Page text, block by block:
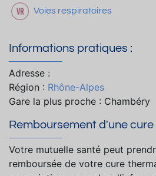
Voies respiratoires
Informations pratiques :
Adresse :
Région : Rhône-Alpes
Gare la plus proche : Chambéry
Remboursement d'une cure
Votre mutuelle santé peut
remboursée de votre cure